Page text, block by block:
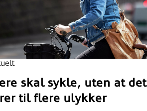
skal sykle, uten at det
til flere ulykker